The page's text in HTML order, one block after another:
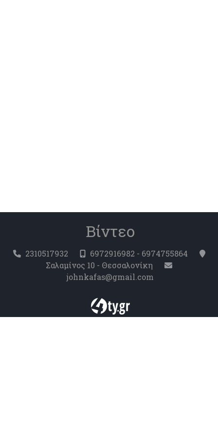
Βίντεο
2310517932
6972916982 - 6974755864
Σαλαμίνος 10 - Θεσσαλονίκη
johnkafas@gmail.com